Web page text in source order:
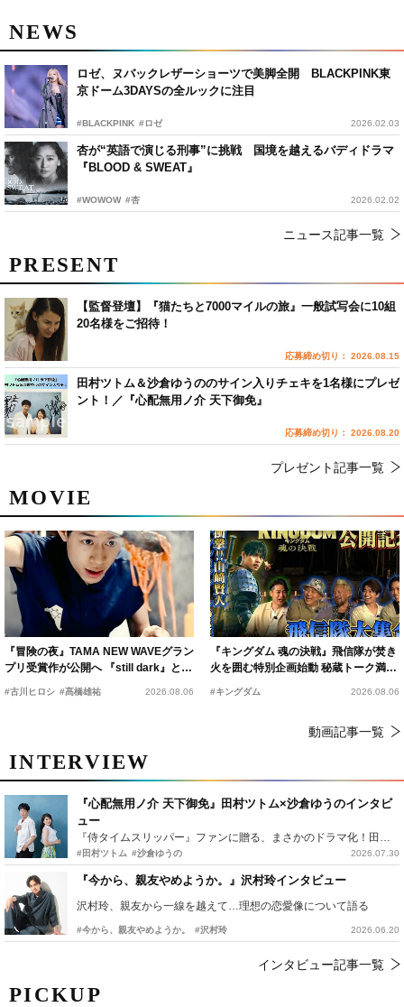
NEWS
ロゼ、ヌバックレザーショーツで美脚全開 BLACKPINK東
京ドーム3DAYSの全ルックに注目
#BLACKPINK #ロゼ 2026.02.03
杏が“英語で演じる刑事”に挑戦 国境を越えるバディドラマ
『BLOOD & SWEAT』
#WOWOW #杏 2026.02.02
ニュース記事一覧
PICKUP
MOVIE
『冒険の夜』TAMA NEW WAVEグラン
プリ受賞作が公開へ 『still dark』と同
時上映決定
#古川ヒロシ #髙橋雄祐 2026.08.06
『キングダム 魂の決戦』飛信隊が焚き
火を囲む特別企画始動 秘蔵トーク満載
の“キングダムキャンプ”開催
#キングダム 2026.08.06
動画記事一覧
INTERVIEW
『心配無用ノ介 天下御免』田村ツトム×沙倉ゆうのインタビ
ュー
『侍タイムスリッパー』ファンに贈る、まさかのドラマ化！田村ツトム×沙倉ゆうのが語る『心配無用ノ介』撮影秘話
#田村ツトム #沙倉ゆうの 2026.07.30
『今から、親友やめようか。』沢村玲インタビュー
沢村玲、親友から一線を越えて…理想の恋愛像について語る
#今から、親友やめようか。 #沢村玲 2026.06.20
インタビュー記事一覧
PRESENT
【監督登壇】『猫たちと7000マイルの旅』一般試写会に10組
20名様をご招待！
応募締め切り： 2026.08.15
田村ツトム＆沙倉ゆうののサイン入りチェキを1名様にプレゼ
ント！／『心配無用ノ介 天下御免』
応募締め切り： 2026.08.20
プレゼント記事一覧